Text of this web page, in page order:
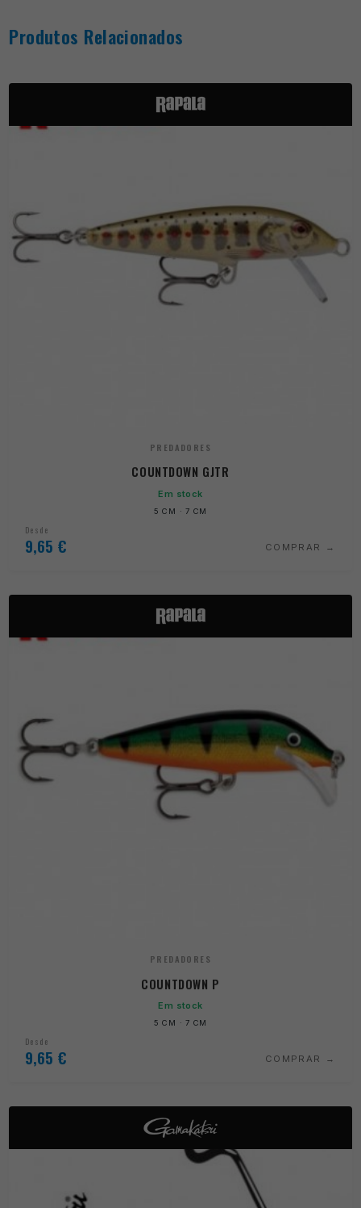
Produtos Relacionados
PREDADORES
COUNTDOWN GJTR
Em stock
5 CM · 7 CM
Desde
9,65 € COMPRAR
PREDADORES
COUNTDOWN P
Em stock
5 CM · 7 CM
Desde
9,65 € COMPRAR